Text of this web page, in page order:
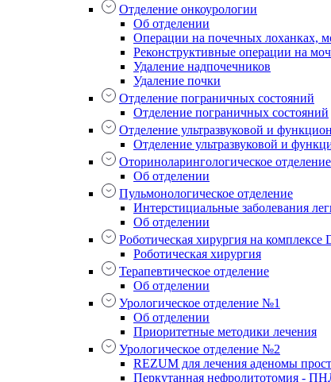
Отделение онкоурологии
Об отделении
Операции на почечных лоханках,
Реконструктивные операции на
Удаление надпочечников
Удаление почки
Отделение пограничных состояний
Отделение пограничных состояний
Отделение ультразвуковой и
Отделение ультразвуковой и
Оториноларингологическое отделение
Об отделении
Пульмонологическое отделение
Интерстициальные заболевания
Об отделении
Роботическая хирургия на комплексе
Роботическая хирургия
Терапевтическое отделение
Об отделении
Урологическое отделение №1
Об отделении
Приоритетные методики лечения
Урологическое отделение №2
REZUM для лечения аденомы
Перкутанная нефролитотомия -